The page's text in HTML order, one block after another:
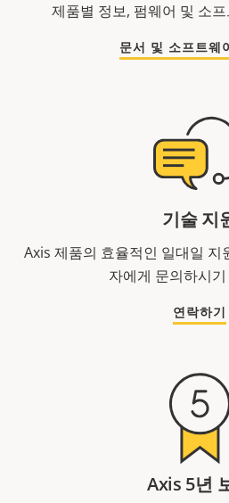
제품별 정보, 펌웨어 및 소
문서 및 소프트웨
기술 지
Axis 제품의 효율적인 일대일 지
자에게 문의하시
연락하기
Axis 5년